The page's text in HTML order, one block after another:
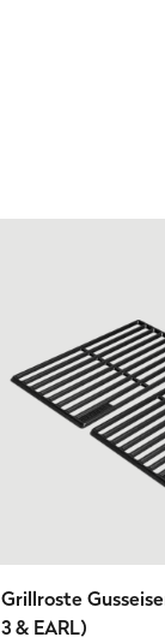
Grillroste
3 & EARL)